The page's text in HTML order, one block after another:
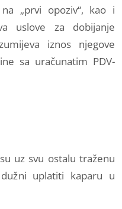
„prvi opoziv“, kao i
uslove za dobijanje
iznos njegove
sa uračunatim PDV-
uz svu ostalu traženu
uplatiti kaparu u